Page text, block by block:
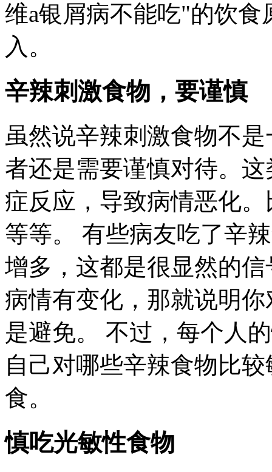
维a银屑病不能吃"的饮
入。
辛辣刺激食物，要谨慎
虽然说辛辣刺激食物不
者还是需要谨慎对待。
症反应，导致病情恶化
等等。 有些病友吃了辛
增多，这都是很显然的
病情有变化，那就说明
是避免。 不过，每个人
自己对哪些辛辣食物比
食。
慎吃光敏性食物